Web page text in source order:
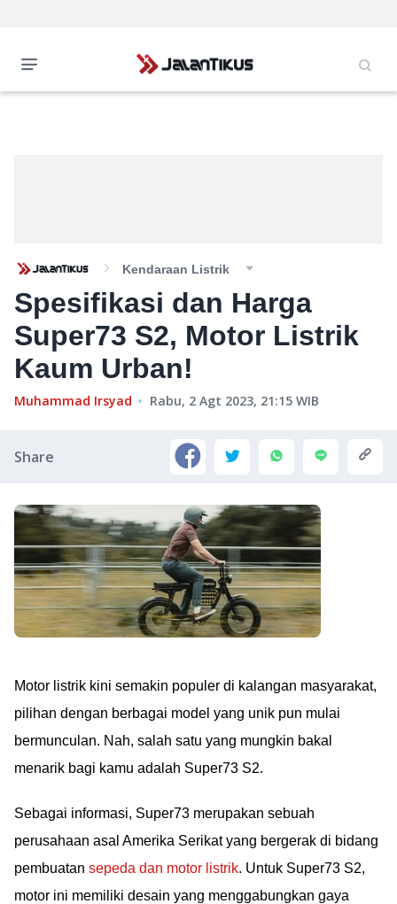
Kendaraan Listrik
Spesifikasi dan Harga
Super73 S2, Motor Listrik
Kaum Urban!
Muhammad Irsyad Rabu, 2 Agt 2023, 21:15 WIB
Share
Motor listrik kini semakin populer di kalangan masyarakat,
pilihan dengan berbagai model yang unik pun mulai
bermunculan. Nah, salah satu yang mungkin bakal
menarik bagi kamu adalah Super73 S2.
Sebagai informasi, Super73 merupakan sebuah
perusahaan asal Amerika Serikat yang bergerak di bidang
pembuatan sepeda dan motor listrik. Untuk Super73 S2,
motor ini memiliki desain yang menggabungkan gaya